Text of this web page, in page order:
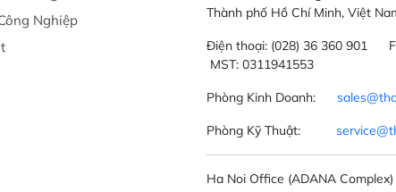
Nghiệp
Thành phố Hồ Chí Minh, Việt
Điện thoại: (028) 36 360 901
MST: 0311941553
Phòng Kinh Doanh:
Phòng Kỹ Thuật:
Ha Noi Office (ADANA Complex)